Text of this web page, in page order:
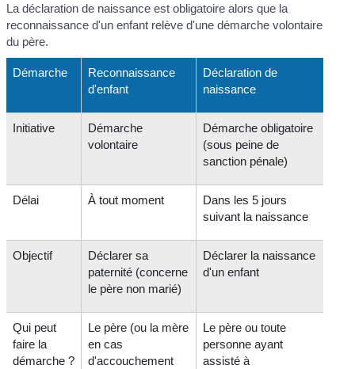
La déclaration de naissance est obligatoire alors que la
reconnaissance d'un enfant relève d'une démarche volontaire
du père.
Démarche
Reconnaissance
d'enfant
Déclaration de
naissance
Initiative
Démarche
volontaire
Démarche obligatoire
(sous peine de
sanction pénale)
Délai À tout moment
Dans les 5 jours
suivant la naissance
Objectif
Déclarer sa
paternité (concerne
le père non marié)
Déclarer la naissance
d'un enfant
Qui peut
faire la
démarche ?
Le père (ou la mère
en cas
d'accouchement
Le père ou toute
personne ayant
assisté à